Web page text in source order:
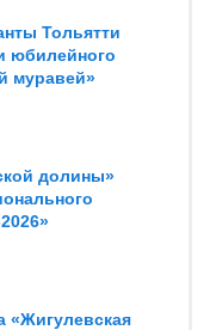
Тольятти
юбилейного
муравей»
долины»
«Жигулевская